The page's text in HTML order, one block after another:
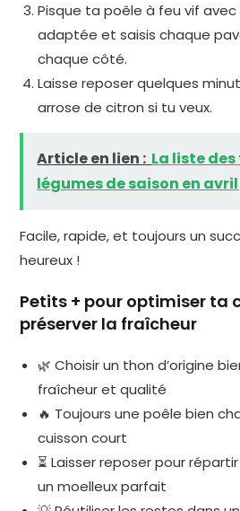
Pisque ta poêle à feu vif avec
adaptée et saisis chaque
chaque côté.
Laisse reposer quelques
arrose de citron si tu veux.
Article en lien : La liste
légumes de saison en avril
Facile, rapide, et toujours un
heureux !
Petits + pour optimiser ta
préserver la fraîcheur
🌿 Choisir un thon d’origine
fraîcheur et qualité
🔥 Toujours une poêle bien
cuisson court
⏳ Laisser reposer pour
un moelleux parfait